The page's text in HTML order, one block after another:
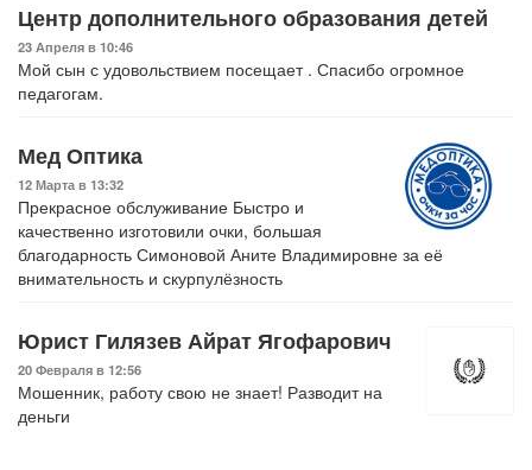
Центр дополнительного образования детей
23 Апреля в 10:46
Мой сын с удовольствием посещает . Спасибо огромное
педагогам.
Мед Оптика
12 Марта в 13:32
Прекрасное обслуживание Быстро и
качественно изготовили очки, большая
благодарность Симоновой Аните Владимировне за её
внимательность и скурпулёзность
Юрист Гилязев Айрат Ягофарович
20 Февраля в 12:56
Мошенник, работу свою не знает! Разводит на
деньги